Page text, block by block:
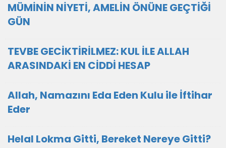
MÜMİNİN NİYETİ, AMELİN ÖNÜNE GEÇTİĞİ
GÜN
TEVBE GECİKTİRİLMEZ: KUL İLE ALLAH
ARASINDAKİ EN CİDDİ HESAP
Allah, Namazını Eda Eden Kulu ile İftihar
Eder
Helal Lokma Gitti, Bereket Nereye Gitti?